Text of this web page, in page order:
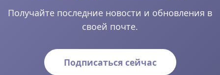
Получайте последние новости и обновления в
своей почте.
Подписаться сейчас